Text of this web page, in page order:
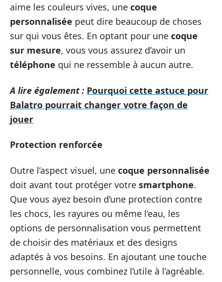
aime les couleurs vives, une coque
personnalisée peut dire beaucoup de choses
sur qui vous êtes. En optant pour une coque
sur mesure, vous vous assurez d’avoir un
téléphone qui ne ressemble à aucun autre.
A lire également : Pourquoi cette astuce pour
Balatro pourrait changer votre façon de
jouer
Protection renforcée
Outre l’aspect visuel, une coque personnalisée
doit avant tout protéger votre smartphone.
Que vous ayez besoin d’une protection contre
les chocs, les rayures ou même l’eau, les
options de personnalisation vous permettent
de choisir des matériaux et des designs
adaptés à vos besoins. En ajoutant une touche
personnelle, vous combinez l’utile à l’agréable.